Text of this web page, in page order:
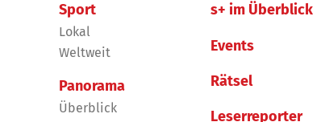
Sport
Lokal
Weltweit
Panorama
Überblick
s+ im Überblick
Events
Rätsel
Leserreporter